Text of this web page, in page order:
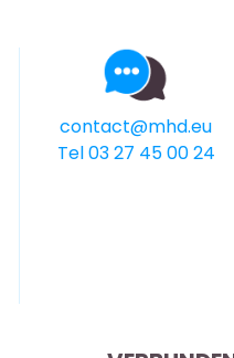
contact@mhd.eu
Tel 03 27 45 00 24